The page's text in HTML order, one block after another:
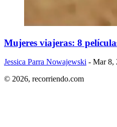
Mujeres viajeras: 8
Jessica Parra Nowajewski - Mar 8,
© 2026, recorriendo.com